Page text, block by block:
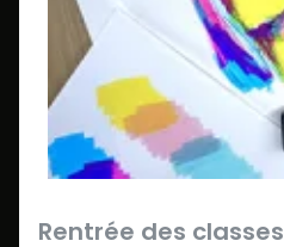
Rentrée des classes